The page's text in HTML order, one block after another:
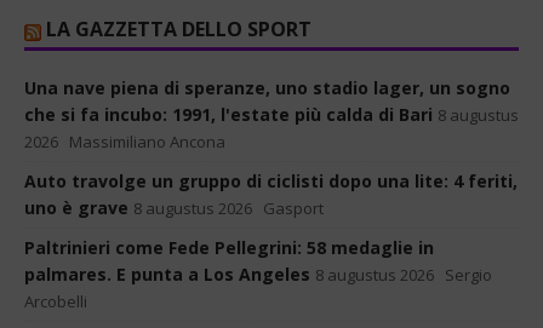
LA GAZZETTA DELLO SPORT
Una nave piena di speranze, uno stadio lager, un sogno
che si fa incubo: 1991, l'estate più calda di Bari 8 augustus
2026 Massimiliano Ancona
Auto travolge un gruppo di ciclisti dopo una lite: 4 feriti,
uno è grave 8 augustus 2026 Gasport
Paltrinieri come Fede Pellegrini: 58 medaglie in
palmares. E punta a Los Angeles 8 augustus 2026 Sergio
Arcobelli